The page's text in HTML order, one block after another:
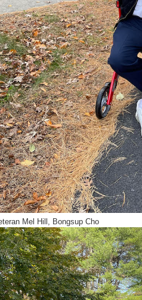
Mel Hill, Bongsup Cho